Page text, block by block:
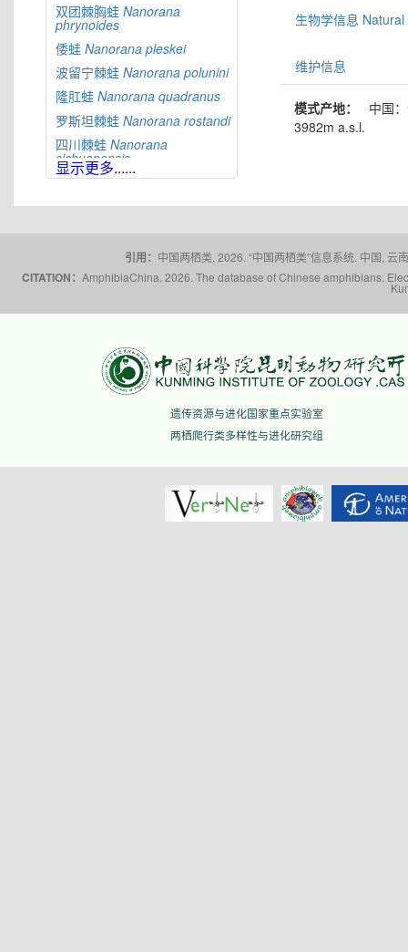
双团棘胸蛙 Nanorana
phrynoides
倭蛙 Nanorana pleskei
波留宁棘蛙 Nanorana polunini
隆肛蛙 Nanorana quadranus
罗斯坦棘蛙 Nanorana rostandi
四川棘蛙 Nanorana
sichuanensis
太行隆肛蛙Nanorana
ventripunctata
文山棘蛙Nanorana
雪林棘蛙Nanorana xuelinensis
yunnanensis
隆子棘蛙Nanorana zhaoermii
显示更多......
生物学信息
维护信息
模式产地：
中国
3982m a.s.l.
引用： 中国两栖类. 2026. “中国两栖类”信息系统. 中国,
CITATION： AmphibiaChina. 2026. The database of Chinese amphibians.
遗传资源与进化国家重点实验室
两栖爬行类多样性与进化研究组